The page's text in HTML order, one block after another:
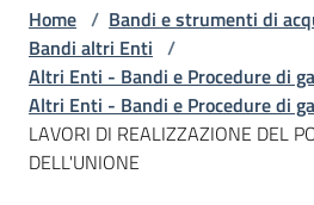
telematici
L'Agenzia
Home / Bandi e strumenti di
Bandi altri Enti /
Altri Enti - Bandi e Procedure di
Altri Enti - Bandi e Procedure di
LAVORI DI REALIZZAZIONE DEL
DELL'UNIONE